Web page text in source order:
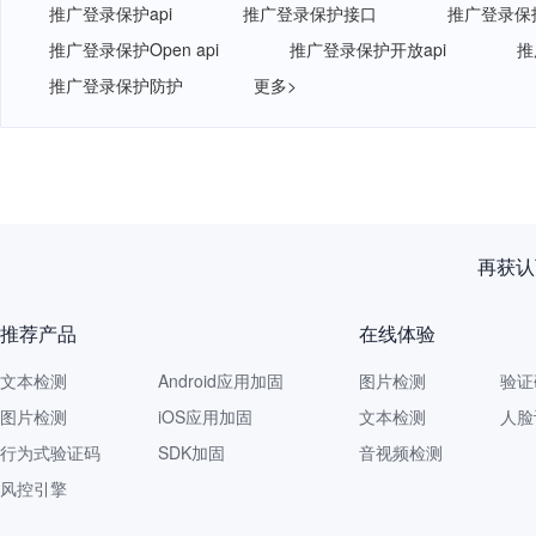
推广登录保护api 推广登录保护接口
推广登录
推广登录保护Open api
推广登录保护开放api
推广登录保护防护
更多>
再获
推荐产品
文本检测
图片检测
行为式验证码
风控引擎
Android应用加固
iOS应用加固
SDK加固
在线体验
图片检测
文本检测
音视频检测
验
人